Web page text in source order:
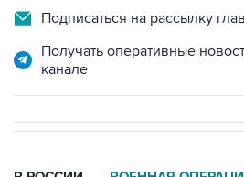
Подписаться на рассылку
Получать оперативные
канале